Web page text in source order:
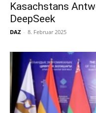
Kasachstans
DeepSeek
DAZ - 8. Februar 2025